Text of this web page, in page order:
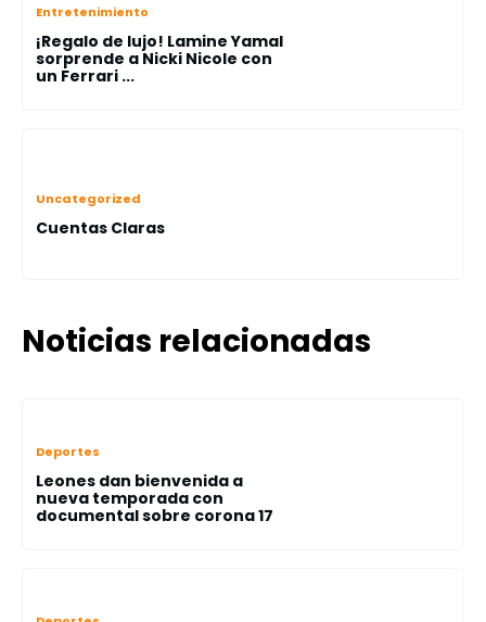
Entretenimiento
¡Regalo de lujo! Lamine Yamal
sorprende a Nicki Nicole con
un Ferrari ...
Uncategorized
Cuentas Claras
Noticias relacionadas
Deportes
Leones dan bienvenida a
nueva temporada con
documental sobre corona 17